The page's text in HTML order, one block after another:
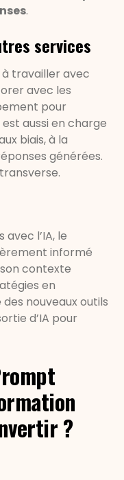
.
services
travailler avec
avec les
pour
est aussi en charge
biais, à la
générées.
l’IA, le
informé
contexte
en
nouveaux outils
d’IA pour
?